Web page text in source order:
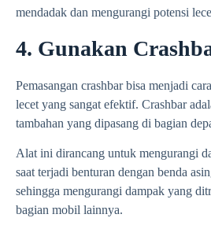
mendadak dan mengurangi potensi
4. Gunakan
Pemasangan crashbar bisa menjadi
lecet yang sangat efektif. Crashbar
tambahan yang dipasang di bagian
Alat ini dirancang untuk mengurangi
saat terjadi benturan dengan benda
sehingga mengurangi dampak yang
bagian mobil lainnya.